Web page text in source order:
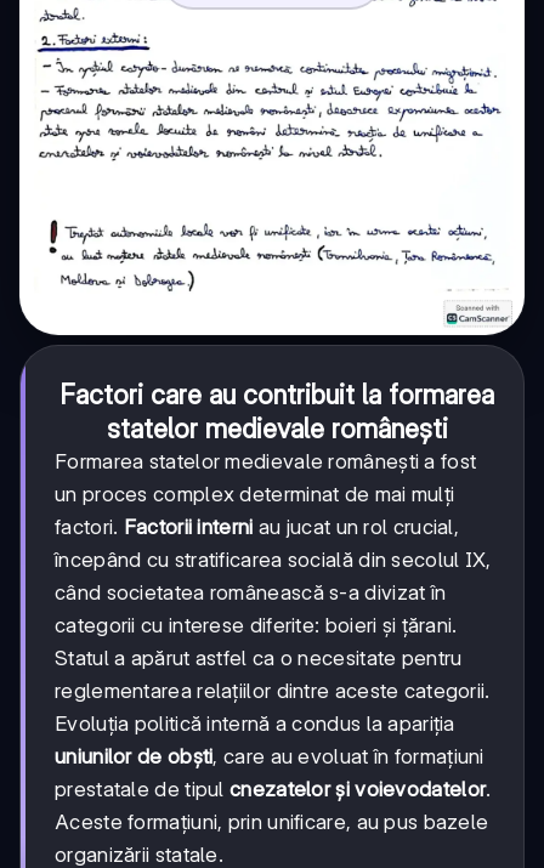
Factori care au contribuit la formarea
statelor medievale românești
Formarea statelor medievale românești a fost
un proces complex determinat de mai mulți
factori. Factorii interni au jucat un rol crucial,
începând cu stratificarea socială din secolul IX,
când societatea românească s-a divizat în
categorii cu interese diferite: boieri și țărani.
Statul a apărut astfel ca o necesitate pentru
reglementarea relațiilor dintre aceste categorii.
Evoluția politică internă a condus la apariția
uniunilor de obști, care au evoluat în formațiuni
prestatale de tipulcnezatelor și voievodatelor.
Aceste formațiuni, prin unificare, au pus bazele
organizării statale.